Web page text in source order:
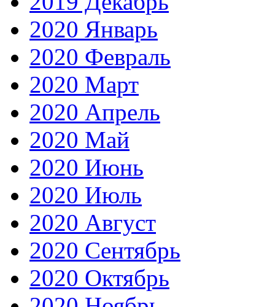
2020 Январь
2020 Февраль
2020 Март
2020 Апрель
2020 Май
2020 Июнь
2020 Июль
2020 Август
2020 Сентябрь
2020 Октябрь